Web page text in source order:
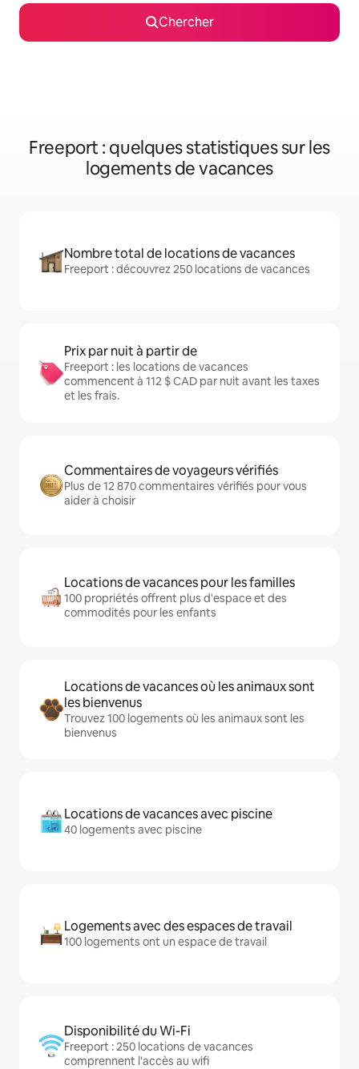
Chercher
Freeport : quelques statistiques sur les
logements de vacances
Nombre total de locations de vacances
Freeport : découvrez 250 locations de vacances
Prix par nuit à partir de
Freeport : les locations de vacances
commencent à 112 $ CAD par nuit avant les taxes
et les frais.
Commentaires de voyageurs vérifiés
Plus de 12 870 commentaires vérifiés pour vous
aider à choisir
Locations de vacances pour les familles
100 propriétés offrent plus d'espace et des
commodités pour les enfants
Locations de vacances où les animaux sont
les bienvenus
Trouvez 100 logements où les animaux sont les
bienvenus
Locations de vacances avec piscine
40 logements avec piscine
Logements avec des espaces de travail
100 logements ont un espace de travail
Disponibilité du Wi-Fi
Freeport : 250 locations de vacances
comprennent l'accès au wifi